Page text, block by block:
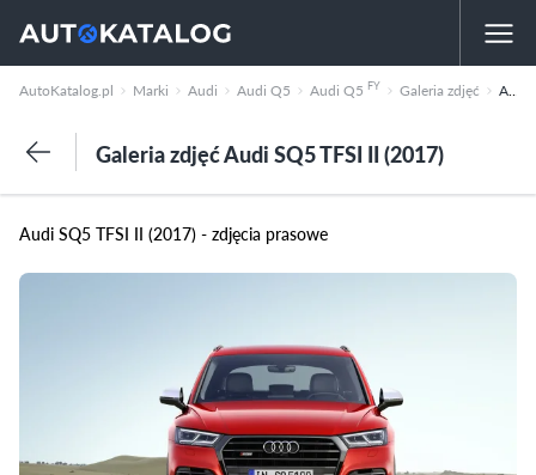
AutoKatalog.pl Marki Audi Audi Q5 Audi Q5 FY Galeria zdjęć Audi SQ5 TFSI II (2017)
Galeria zdjęć Audi SQ5 TFSI II (2017)
Audi SQ5 TFSI II (2017) - zdjęcia prasowe